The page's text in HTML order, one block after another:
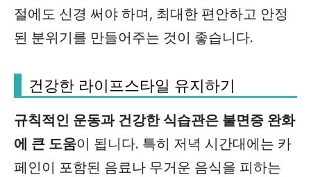
절에도 신경 써야 하며, 최대한 편안하고 안정
된 분위기를 만들어주는 것이 좋습니다.
건강한 라이프스타일 유지하기
규칙적인 운동과 건강한 식습관은 불면증 완화
에 큰 도움이 됩니다. 특히 저녁 시간대에는 카
페인이 포함된 음료나 무거운 음식을 피하는